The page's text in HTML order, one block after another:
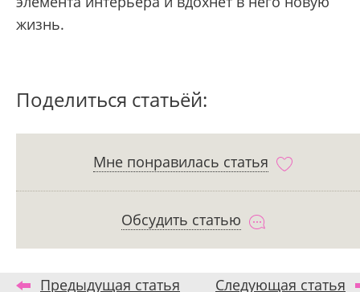
жизнь.
Поделиться статьёй:
Мне понравилась статья
Обсудить статью
Предыдущая статья Следующая статья